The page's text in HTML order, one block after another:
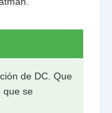
de DC. Que
que se